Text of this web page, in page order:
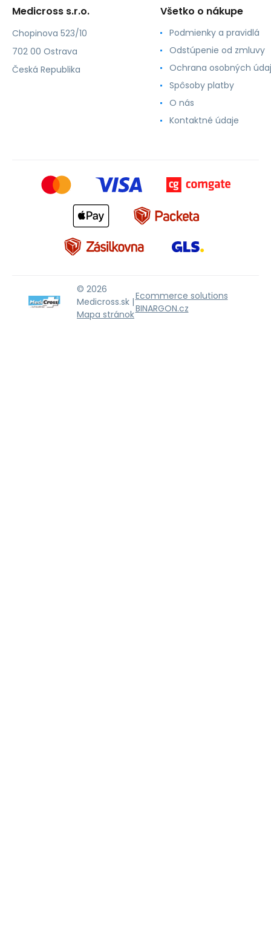
Medicross s.r.o.
Chopinova 523/10
702 00 Ostrava
Česká Republika
Všetko o nákupe
Podmienky a pravidlá
Odstúpenie od zmluvy
Ochrana osobných
Spôsoby platby
O nás
Kontaktné údaje
© 2026
Medicross.sk |
Mapa stránok
Ecommerce solutions
BINARGON.cz